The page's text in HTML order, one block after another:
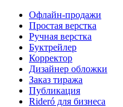
Офлайн-продажи
Простая верстка
Ручная верстка
Буктрейлер
Корректор
Дизайнер обложки
Заказ тиража
Публикация
Rideró для бизнеса